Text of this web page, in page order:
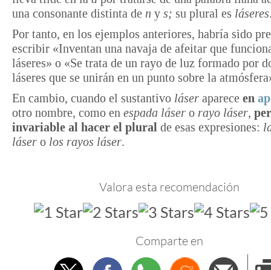
una consonante distinta de n y s; su plural es láseres
Por tanto, en los ejemplos anteriores, habría sido
escribir «Inventan una navaja de afeitar que
láseres» o «Se trata de un rayo de luz formado por
láseres que se unirán en un punto sobre la
En cambio, cuando el sustantivo láser aparece en
otro nombre, como en espada láser o rayo láser,
invariable al hacer el plural de esas expresiones:
láser o los rayos láser.
Valora esta recomendación
Comparte en
TwitterFacebookWhatsappMenéame